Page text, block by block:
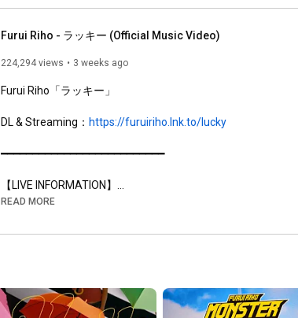
Furui Riho - ラッキー (Official Music Video)
224,294 views 3 weeks ago
Furui Riho「ラッキー」
DL & Streaming： https://furuiriho.lnk.to/lucky
━━━━━━━━━━━━━━━━━━━━━━━━━━
【LIVE INFORMATION】
2nd Stage OPEN
19:30 / START 20:30
https://www.billboard-live.com/osaka/...
READ MORE